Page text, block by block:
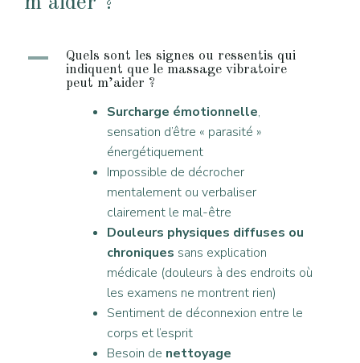
A
Quels sont les signes ou ressentis qui
indiquent que le massage vibratoire
peut m’aider ?
Surcharge émotionnelle,
sensation d’être « parasité »
énergétiquement
Impossible de décrocher
mentalement ou verbaliser
clairement le mal-être
Douleurs physiques diffuses ou
chroniques sans explication
médicale (douleurs à des endroits où
les examens ne montrent rien)
Sentiment de déconnexion entre le
corps et l’esprit
Besoin de nettoyage